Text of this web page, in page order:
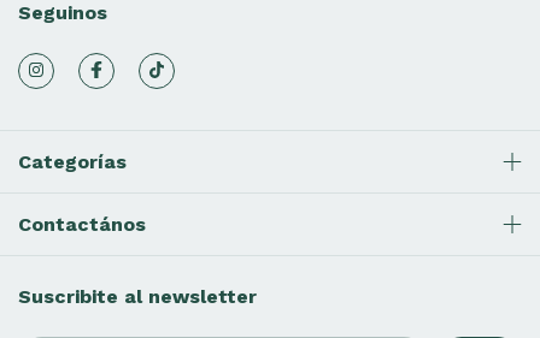
Seguinos
Categorías
Contactános
Suscribite al newsletter